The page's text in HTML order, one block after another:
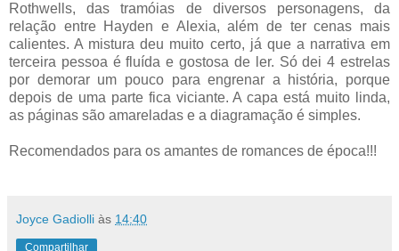
Rothwells, das tramóias de diversos personagens, da
relação entre Hayden e Alexia, além de ter cenas mais
calientes. A mistura deu muito certo, já que a narrativa em
terceira pessoa é fluída e gostosa de ler. Só dei 4 estrelas
por demorar um pouco para engrenar a história, porque
depois de uma parte fica viciante. A capa está muito linda,
as páginas são amareladas e a diagramação é simples.
Recomendados para os amantes de romances de época!!!
Joyce Gadiolli às 14:40
Compartilhar